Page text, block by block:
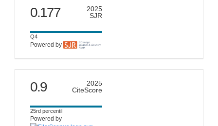
scimago
0.177
2025
SJR
Q4
Powered by
citescore
0.9
2025
CiteScore
25rd percentil
Powered by